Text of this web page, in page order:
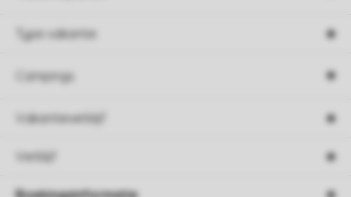
Type vakantie
Campings
Vakantieverblijf
Verblijf